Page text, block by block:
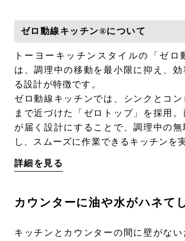
ゼロ動線キッチン®について
トーヨーキッチンスタイルの「ゼロ
は、調理中の移動を最小限に抑え、効
る設計が特徴です。
ゼロ動線キッチンでは、シンクとコ
まで近づけた「ゼロトップ」を採用
が届く設計にすることで、調理中の無
し、スムーズに作業できるキッチンを
詳細を見る
カウンターに油や水がハネて
キッチンとカウンターの間に壁がな